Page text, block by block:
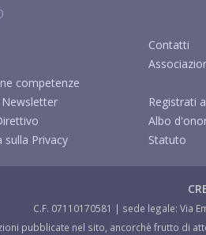
Contatti
competenze
Newsletter
Registrati
Albo
sulla Privacy
Statuto
C.F. 07110170581 | sede legale: Via
pubblicate nel sito, ancorchè frutto di